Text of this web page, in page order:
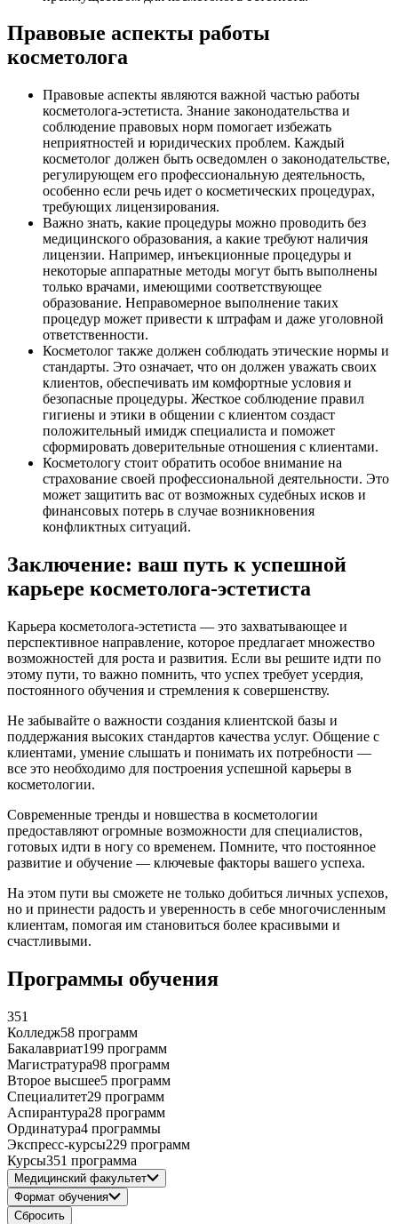
Правовые аспекты работы
косметолога
Правовые аспекты являются важной частью работы
косметолога-эстетиста. Знание законодательства и
соблюдение правовых норм помогает избежать
неприятностей и юридических проблем. Каждый
косметолог должен быть осведомлен о законодательстве,
регулирующем его профессиональную деятельность,
особенно если речь идет о косметических процедурах,
требующих лицензирования.
Важно знать, какие процедуры можно проводить без
медицинского образования, а какие требуют наличия
лицензии. Например, инъекционные процедуры и
некоторые аппаратные методы могут быть выполнены
только врачами, имеющими соответствующее
образование. Неправомерное выполнение таких
процедур может привести к штрафам и даже уголовной
ответственности.
Косметолог также должен соблюдать этические нормы и
стандарты. Это означает, что он должен уважать своих
клиентов, обеспечивать им комфортные условия и
безопасные процедуры. Жесткое соблюдение правил
гигиены и этики в общении с клиентом создаст
положительный имидж специалиста и поможет
сформировать доверительные отношения с клиентами.
Косметологу стоит обратить особое внимание на
страхование своей профессиональной деятельности. Это
может защитить вас от возможных судебных исков и
финансовых потерь в случае возникновения
конфликтных ситуаций.
Заключение: ваш путь к успешной
карьере косметолога-эстетиста
Карьера косметолога-эстетиста — это захватывающее и
перспективное направление, которое предлагает множество
возможностей для роста и развития. Если вы решите идти по
этому пути, то важно помнить, что успех требует усердия,
постоянного обучения и стремления к совершенству.
Не забывайте о важности создания клиентской базы и
поддержания высоких стандартов качества услуг. Общение с
клиентами, умение слышать и понимать их потребности —
все это необходимо для построения успешной карьеры в
косметологии.
Современные тренды и новшества в косметологии
предоставляют огромные возможности для специалистов,
готовых идти в ногу со временем. Помните, что постоянное
развитие и обучение — ключевые факторы вашего успеха.
На этом пути вы сможете не только добиться личных успехов,
но и принести радость и уверенность в себе многочисленным
клиентам, помогая им становиться более красивыми и
счастливыми.
Программы обучения
351
Колледж58 программ
Бакалавриат199 программ
Магистратура98 программ
Второе высшее5 программ
Специалитет29 программ
Аспирантура28 программ
Ординатура4 программы
Экспресс-курсы229 программ
Курсы351 программа
Медицинский факультет
Формат обучения
Сбросить